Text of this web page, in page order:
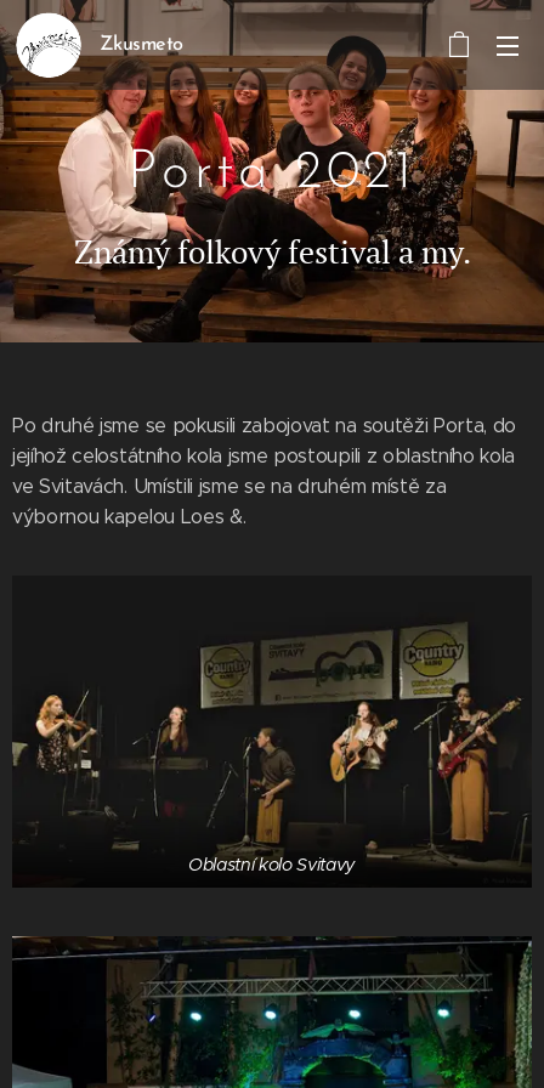
Zkusmeto
Porta 2021
Známý folkový festival a my.
Po druhé jsme se pokusili zabojovat na soutěži Porta, do
jejíhož celostátního kola jsme postoupili z oblastního kola
ve Svitavách. Umístili jsme se na druhém místě za
výbornou kapelou Loes &.
Oblastní kolo Svitavy